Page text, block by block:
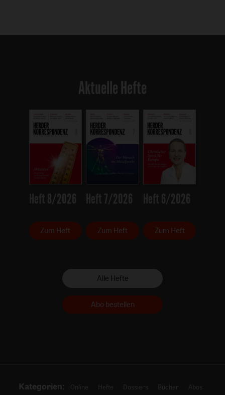
Aktuelle Hefte
Heft 8/2026
Zum Heft
Heft 7/2026
Zum Heft
Heft 6/2026
Zum Heft
Alle Hefte
Abo bestellen
Kategorien: Online Hefte Dossiers Bücher Abos